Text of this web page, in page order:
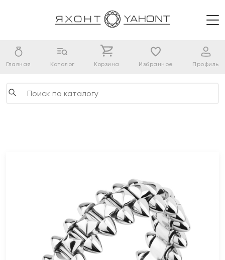
Главная Каталог Корзина Избранное Профиль